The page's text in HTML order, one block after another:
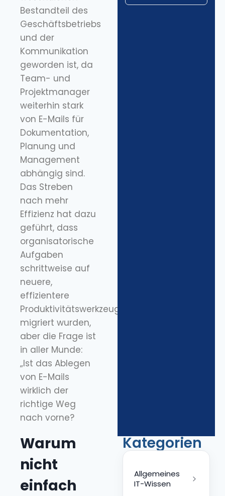
Bestandteil des
Geschäftsbetriebs
und der
Kommunikation
geworden ist, da
Team- und
Projektmanager
weiterhin stark
von E-Mails für
Dokumentation,
Planung und
Management
abhängig sind.
Das Streben
nach mehr
Effizienz hat dazu
geführt, dass
organisatorische
Aufgaben
schrittweise auf
neuere,
effizientere
Produktivitätswerkzeuge
migriert wurden,
aber die Frage ist
in aller Munde:
„Ist das Ablegen
von E-Mails
wirklich der
richtige Weg
nach vorne?
Warum
nicht
einfach
Kategorien
Allgemeines
IT-Wissen